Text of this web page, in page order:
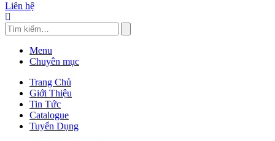
Liên hệ
Menu
Chuyên mục
Trang Chủ
Giới Thiệu
Tin Tức
Catalogue
Tuyển Dụng